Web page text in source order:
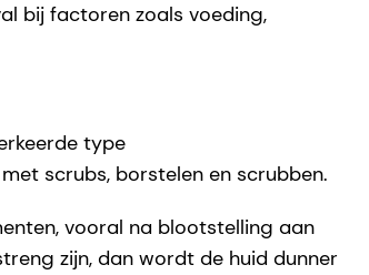
bij factoren zoals voeding,
type
scrubs, borstelen en scrubben.
vooral na blootstelling aan
zijn, dan wordt de huid dunner